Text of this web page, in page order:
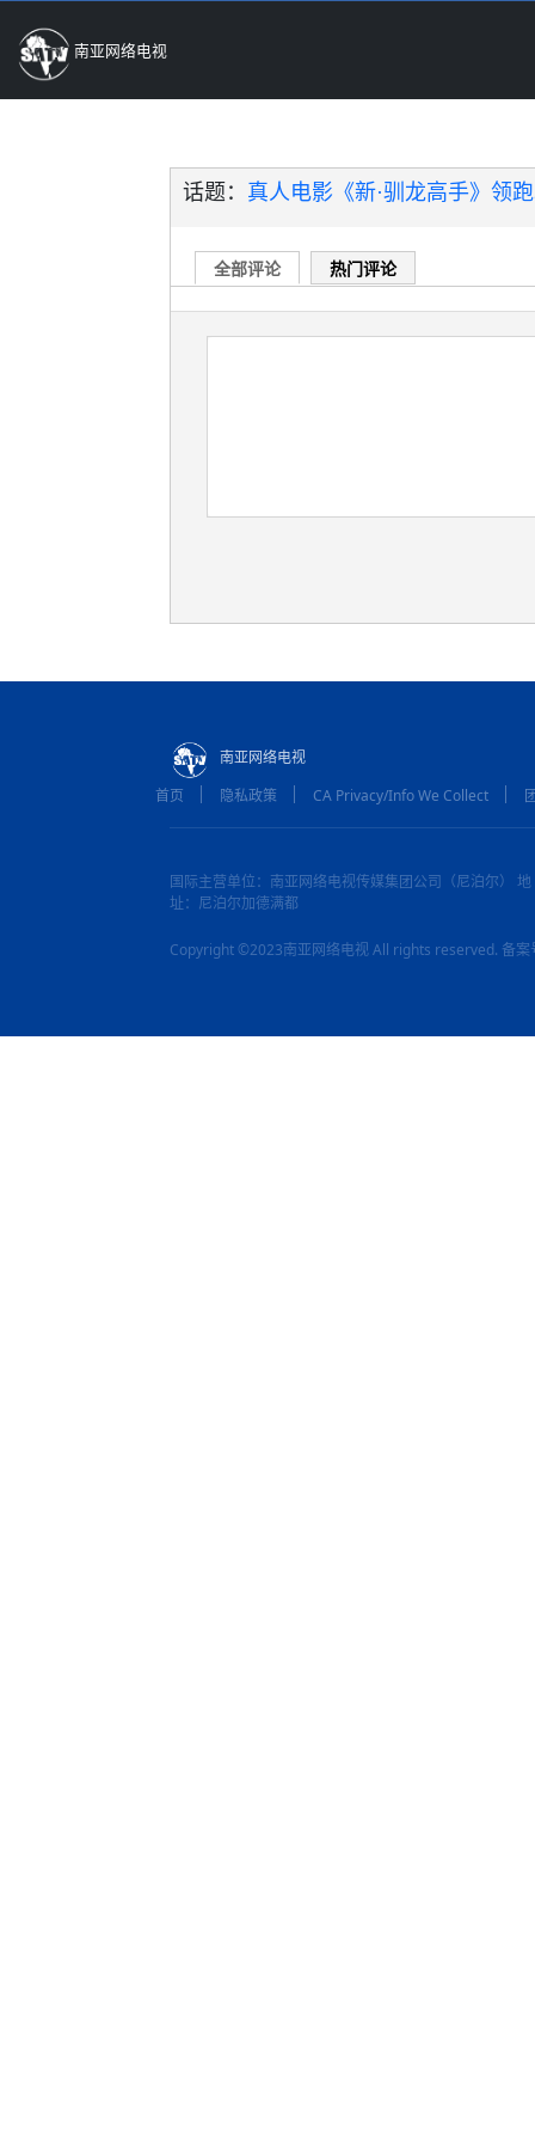
南亚网络电视
话题： 真人电影《新·驯龙高手》领
全部评论 热门评论
南亚网络电视
首页
隐私政策 CA Privacy/Info We Collect
国际主营单位：南亚网络电视传媒集团公司（尼泊尔） 地
址：尼泊尔加德满都
Copyright ©2023南亚网络电视 All rights reserved. 备